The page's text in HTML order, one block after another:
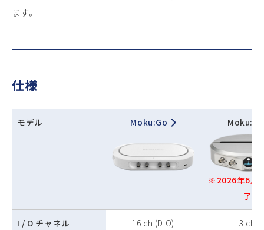
ます。
仕様
モデル Moku:Go
※2026年6月
了
I / O チャネル 16 ch (DIO) 3 ch